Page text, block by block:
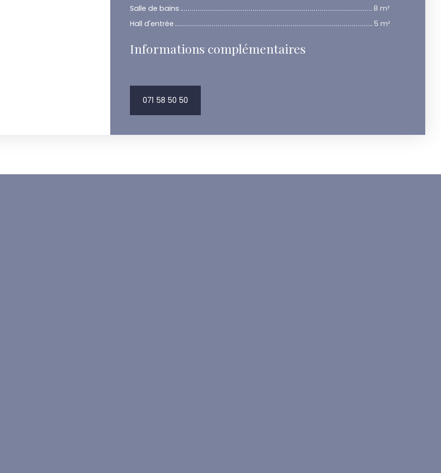
Salle de bains
8 m²
Hall d'entrée
5 m²
Informations complémentaires
071 58 50 50